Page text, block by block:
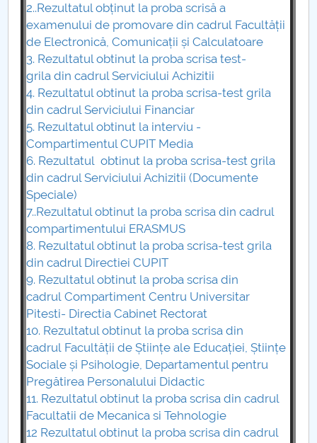
2..Rezultatul obținut la proba scrisă a
examenului de promovare din cadrul Facultății
de Electronică, Comunicații și Calculatoare
3. Rezultatul obtinut la proba scrisa test-
griladin cadrul ServiciuluiAchizitii
4. Rezultatul obtinut la proba scrisa-test grila
din cadrul Serviciului Financiar
5. Rezultatul obtinut la interviu -
Compartimentul CUPIT Media
6. Rezultatul obtinut la proba scrisa-test grila
din cadrul Serviciului Achizitii (Documente
Speciale)
7..Rezultatul obtinut la proba scrisa din cadrul
compartimentului ERASMUS
8. Rezultatul obtinut la proba scrisa-test grila
din cadrul Directiei CUPIT
9. Rezultatul obtinut la proba scrisa din
cadrulCompartiment Centru Universitar
Pitesti- Directia Cabinet Rectorat
10. Rezultatul obtinut la proba scrisa din
cadrul Facultății de Științe ale Educației, Științe
Sociale și Psihologie, Departamentul pentru
Pregătirea Personalului Didactic
11. Rezultatul obtinut la proba scrisa din cadrul
Facultatii de Mecanica si Tehnologie
12 Rezultatul obtinut la proba scrisa din cadrul